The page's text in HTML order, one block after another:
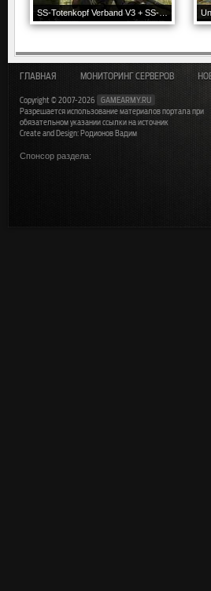
ГЛАВНАЯ МОНИТОРИНГ СЕРВЕРОВ
Copyright © 2007-2026
GAMEARMY.RU
Разрешается использование материалов портала при
обязательном указании ссылки на источник
Create and Design: Родионов Вадим
Спонсор раздела: